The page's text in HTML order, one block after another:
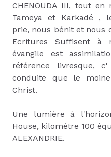
CHENOUDA III, tout
Tameya et Karkadé ,
prie, nous bénit et nous
Ecritures Suffisent à
évangile est
référence livresque,
conduite que le
Christ.
Une lumière à
House, kilomètre 100
ALEXANDRIE.